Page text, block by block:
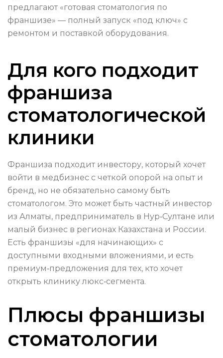
предлагают «готовая стоматология по
франшизе» — полный запуск «под ключ» с
ремонтом и поставкой оборудования.
Для кого подходит
франшиза
стоматологической
клиники
Франшиза подходит инвестору, который хочет
войти в медбизнес с четкой опорой на опыт и
бренд, но не обязательно самому быть
стоматологом. Это может быть частный инвестор
из Алматы, предприниматель в Нур‑Султане или
малый бизнес в регионах Казахстана и России.
Есть франшизы «для начинающих» с
доступными входными вложениями, и есть
премиум‑предложения для тех, кто хочет
открыть клинику люкс‑сегмента.
Плюсы франшизы
стоматологии